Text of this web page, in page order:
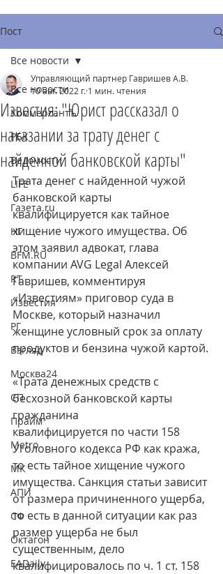
Пост
Все новости
Коммерсантъ
РБК
Ведомости
LIFE
Газета.ru
НГ
BFM.RU
RT
Известия
РГ
Взгляд
Москва24
СП
Прайм
Metro
МК
АПИ
СФ
Октагон
EADaily
Все новости
Известия: "Юрист рассказал о
наказании за трату денег с
найденной банковской карты"
Управляющий партнер Гавришев А.В.
10 авг. 2022 г. 1 мин. чтения
Трата денег с найденной чужой
банковской карты
квалифицируется как тайное
хищение чужого имущества. Об
этом заявил адвокат, глава
компании AVG Legal Алексей
Гавришев, комментируя
«Известиям» приговор суда в
Москве, который назначил
женщине условный срок за оплату
продуктов и бензина чужой картой.
«Трата денежных средств с
бесхозной банковской карты
гражданина
квалифицируется по части 158
Уголовного кодекса РФ как кража,
то есть тайное хищение чужого
имущества. Санкция статьи зависит
от размера причиненного ущерба,
то есть в данной ситуации как раз
размер ущерба не был
существенным, дело
квалифицировалось по ч. 1 ст. 158